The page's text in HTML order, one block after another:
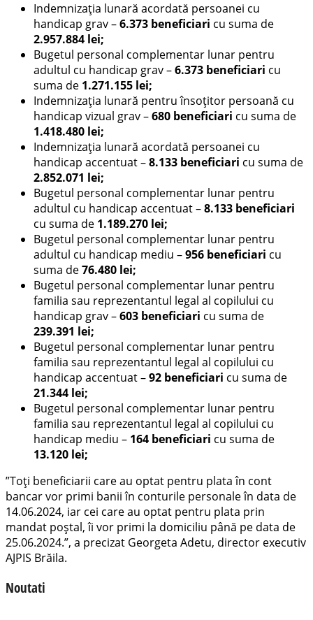
Indemnizația lunară acordată persoanei cu
handicap grav –6.373 beneficiari cu suma de
2.957.884 lei;
Bugetul personal complementar lunar pentru
adultul cu handicap grav –6.373 beneficiari cu
suma de 1.271.155 lei;
Indemnizația lunară pentru însoțitor persoană cu
handicap vizual grav –680 beneficiari cu suma de
1.418.480 lei;
Indemnizația lunară acordată persoanei cu
handicap accentuat –8.133 beneficiari cu suma de
2.852.071 lei;
Bugetul personal complementar lunar pentru
adultul cu handicap accentuat –8.133 beneficiari
cu suma de 1.189.270 lei;
Bugetul personal complementar lunar pentru
adultul cu handicap mediu –956 beneficiari cu
suma de76.480 lei;
Bugetul personal complementar lunar pentru
familia sau reprezentantul legal al copilului cu
handicap grav –603 beneficiari cu suma de
239.391 lei;
Bugetul personal complementar lunar pentru
familia sau reprezentantul legal al copilului cu
handicap accentuat –92 beneficiari cu suma de
21.344 lei;
Bugetul personal complementar lunar pentru
familia sau reprezentantul legal al copilului cu
handicap mediu – 164 beneficiari cu suma de
13.120 lei;
”Toţi beneficiarii care au optat pentru plata în cont
bancar vor primi banii în conturile personale în data de
14.06.2024, iar cei care au optat pentru plata prin
mandat poştal, îi vor primi la domiciliu până pe data de
25.06.2024.”, a precizat Georgeta Adetu, director executiv
AJPIS Brăila.
Noutati